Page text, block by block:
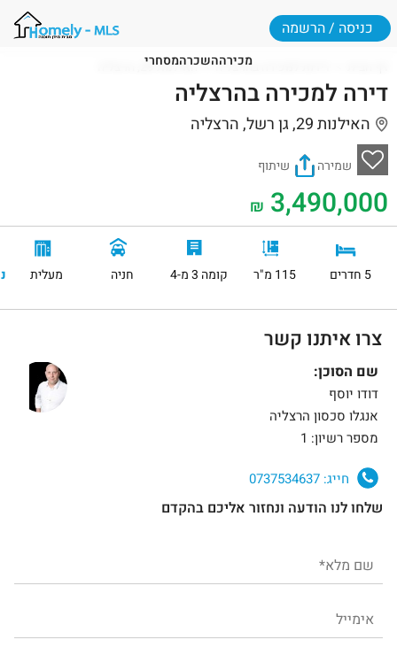
מכירההשכרהמסחרי
כניסה / הרשמה
דירות למכירה בהרצליה האילנות 29, הרצליה
דירה למכירה בהרצליה
האילנות 29, גן רשל, הרצליה
שמירה שיתוף
3,490,000
₪
5 חדרים 115 מ"ר קומה 3 מ-4 חניה מעלית
צרו איתנו קשר
שם הסוכן:
דודו יוסף
אנגלו סכסון הרצליה
מספר רשיון: 1
חייג:
שלחו לנו הודעה ונחזור אליכם בהקדם